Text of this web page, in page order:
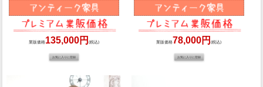
業販価格135,000円(税込) 業販価格78,000円(税込)